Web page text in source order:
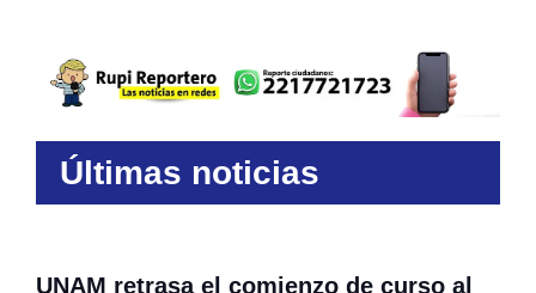
Últimas noticias
UNAM retrasa el comienzo de curso al